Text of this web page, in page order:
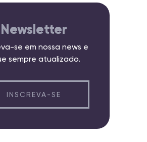
Newsletter
se em nossa news e
sempre atualizado.
INSCREVA-SE